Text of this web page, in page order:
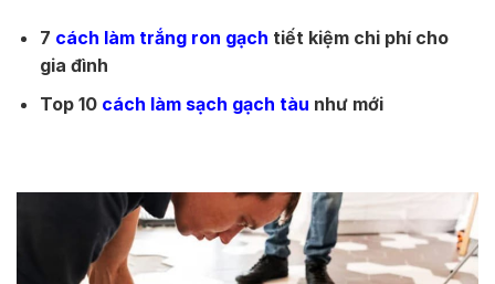
7 cách làm trắng ron gạch tiết kiệm chi phí cho
gia đình
Top 10 cách làm sạch gạch tàu như mới